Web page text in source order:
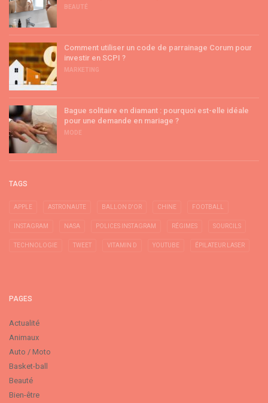
BEAUTÉ
Comment utiliser un code de parrainage Corum pour
investir en SCPI ?
MARKETING
Bague solitaire en diamant : pourquoi est-elle idéale
pour une demande en mariage ?
MODE
TAGS
APPLE ASTRONAUTE BALLON D'OR CHINE FOOTBALL
INSTAGRAM NASA POLICES INSTAGRAM RÉGIMES SOURCILS
TECHNOLOGIE TWEET VITAMIN D YOUTUBE ÉPILATEUR LASER
PAGES
Actualité
Animaux
Auto / Moto
Basket-ball
Beauté
Bien-être